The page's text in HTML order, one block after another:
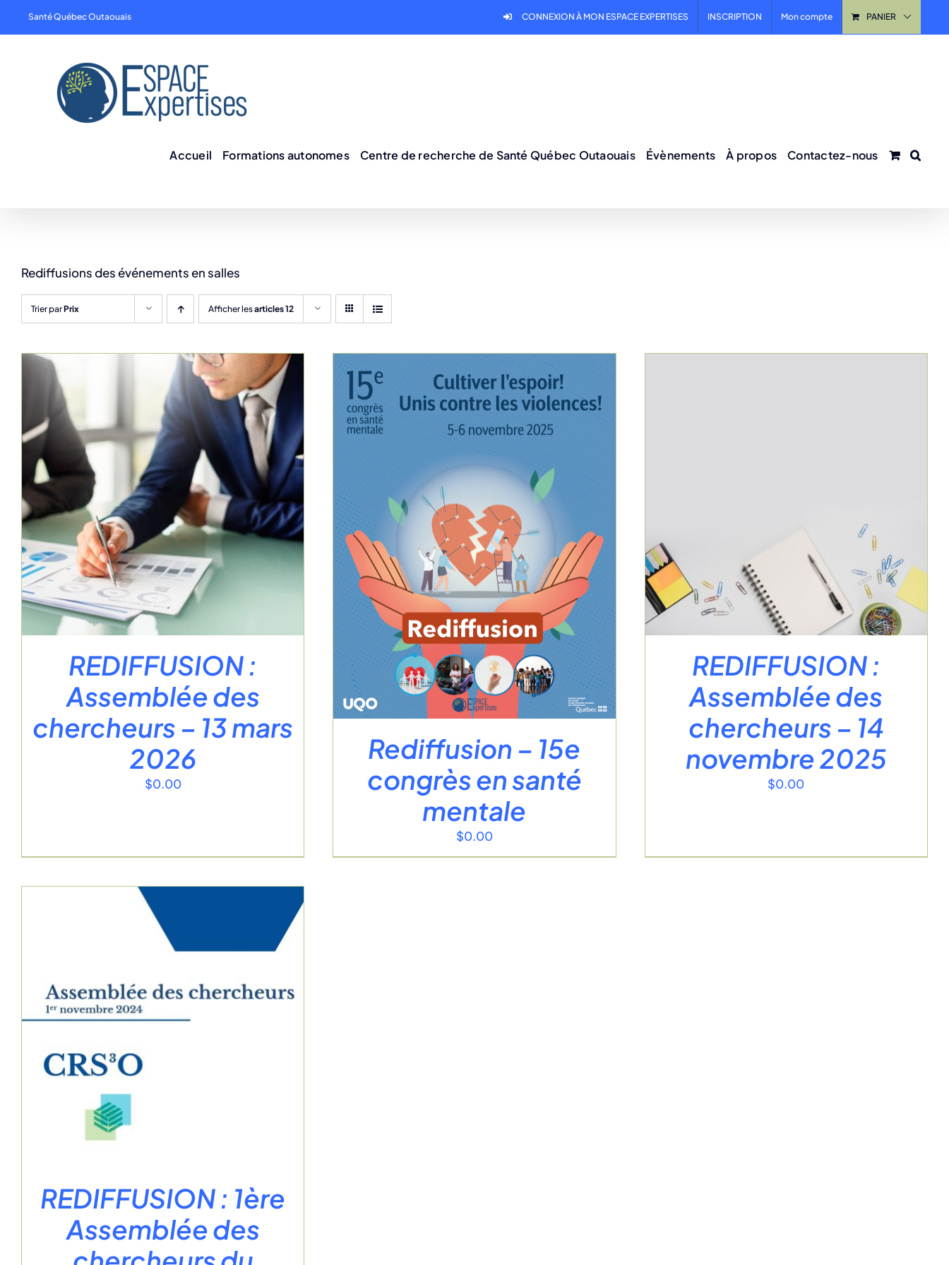
Santé Québec Outaouais CONNEXION À MON ESPACE EXPERTISES INSCRIPTION Mon compte PANIER
Accueil Formations autonomes Centre de recherche de Santé Québec Outaouais Évènements À propos Contactez-nous
Rediffusions des événements en salles
Trier parPrix Afficher lesarticles 12
REDIFFUSION :
Assemblée des
chercheurs – 13 mars
2026
$0.00
AJOUTER AU PANIER DÉTAILS
Rediffusion – 15e
congrès en santé
mentale
$0.00
AJOUTER AU PANIER DÉTAILS
REDIFFUSION :
Assemblée des
chercheurs – 14
novembre 2025
$0.00
REDIFFUSION : 1ère
Assemblée des